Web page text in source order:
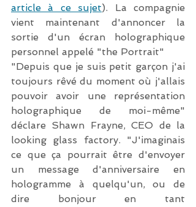
article à ce sujet). La compagnie
vient maintenant d'annoncer la
sortie d'un écran holographique
personnel appelé "the Portrait"
"Depuis que je suis petit garçon j'ai
toujours rêvé du moment où j'allais
pouvoir avoir une représentation
holographique de moi-même"
déclare Shawn Frayne, CEO de la
looking glass factory. "J'imaginais
ce que ça pourrait être d'envoyer
un message d'anniversaire en
hologramme à quelqu'un, ou de
dire bonjour en tant